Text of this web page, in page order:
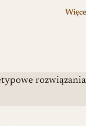
rozwiązania